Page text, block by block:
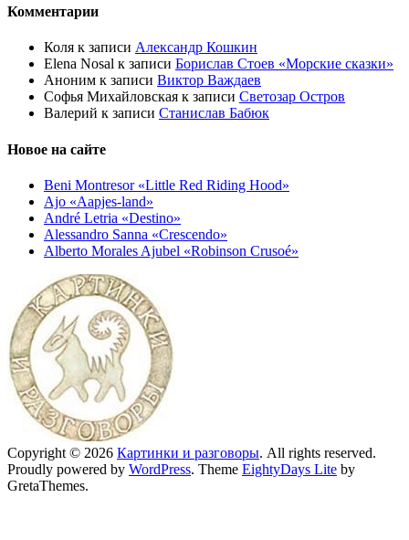
Комментарии
Коля к записи Александр Кошкин
Elena Nosal к записи Борислав Стоев «Морские сказки»
Аноним к записи Виктор Важдаев
Софья Михайловская к записи Светозар Остров
Валерий к записи Станислав Бабюк
Новое на сайте
Beni Montresor «Little Red Riding Hood»
Ajo «Aapjes-land»
André Letria «Destino»
Alessandro Sanna «Crescendo»
Alberto Morales Ajubel «Robinson Crusoé»
Copyright © 2026 Картинки и разговоры. All rights reserved.
Proudly powered by WordPress. Theme EightyDays Lite by
GretaThemes.